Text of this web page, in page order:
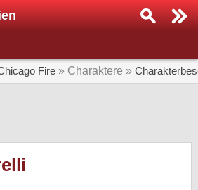
Fire » Charaktere »
Serie suchen...
SERIEN